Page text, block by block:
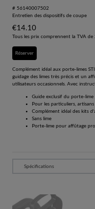
# 56140007502
Entretien des dispositifs de coupe
€14.10
Tous les prix comprennent la TVA de
Réserver
Complément idéal aux porte-limes
guidage des limes très précis et un
utilisateurs occasionnels. Avec
Guide exclusif du porte-
Pour les particuliers,
Complément idéal des kits
Sans lime
Porte-lime pour affûtage